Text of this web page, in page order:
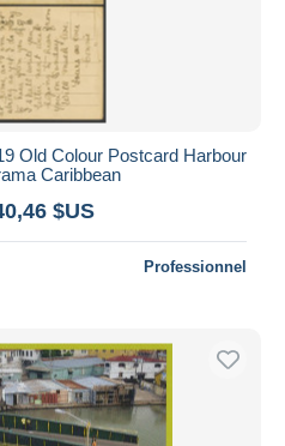
Old Colour Postcard Harbour
Caribbean
$US
Professionnel